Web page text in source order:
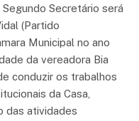
Secretário será
(Partido
Municipal no ano
da vereadora Bia
conduzir os trabalhos
da Casa,
das atividades